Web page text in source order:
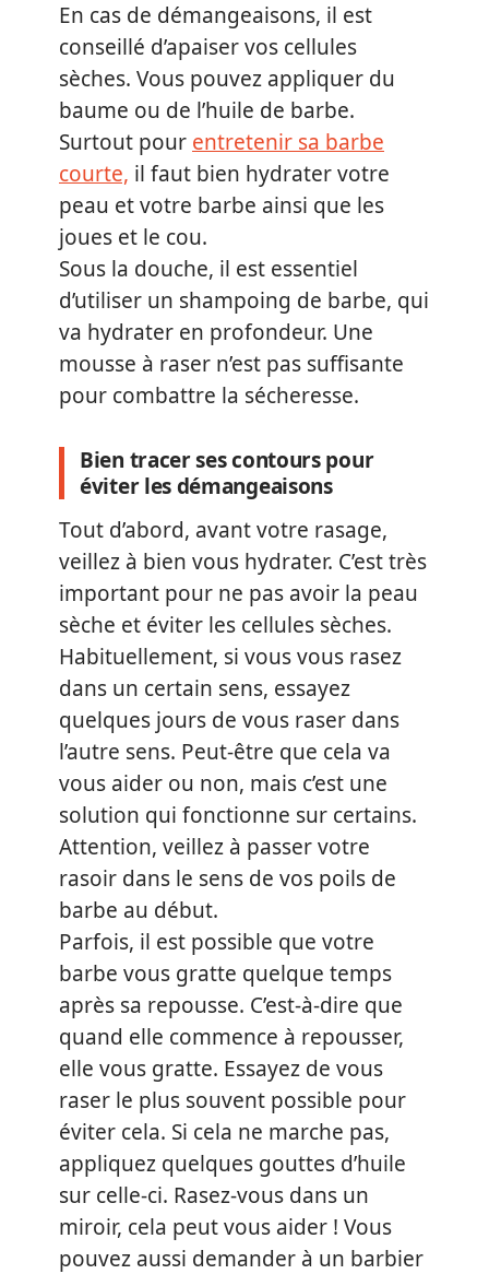
En cas de démangeaisons, il est
conseillé d’apaiser vos cellules
sèches. Vous pouvez appliquer du
baume ou de l’huile de barbe.
Surtout pour entretenir sa barbe
courte, il faut bien hydrater votre
peau et votre barbe ainsi que les
joues et le cou.
Sous la douche, il est essentiel
d’utiliser un shampoing de barbe, qui
va hydrater en profondeur. Une
mousse à raser n’est pas suffisante
pour combattre la sécheresse.
Bien tracer ses contours pour
éviter les démangeaisons
Tout d’abord, avant votre rasage,
veillez à bien vous hydrater. C’est très
important pour ne pas avoir la peau
sèche et éviter les cellules sèches.
Habituellement, si vous vous rasez
dans un certain sens, essayez
quelques jours de vous raser dans
l’autre sens. Peut-être que cela va
vous aider ou non, mais c’est une
solution qui fonctionne sur certains.
Attention, veillez à passer votre
rasoir dans le sens de vos poils de
barbe au début.
Parfois, il est possible que votre
barbe vous gratte quelque temps
après sa repousse. C’est-à-dire que
quand elle commence à repousser,
elle vous gratte. Essayez de vous
raser le plus souvent possible pour
éviter cela. Si cela ne marche pas,
appliquez quelques gouttes d’huile
sur celle-ci. Rasez-vous dans un
miroir, cela peut vous aider ! Vous
pouvez aussi demander à un barbier